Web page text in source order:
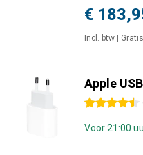
€
Incl. btw
Apple
4.5 sterren
Voor 21:00